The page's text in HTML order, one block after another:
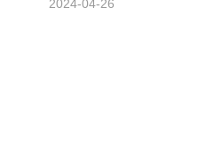
2024-04-26